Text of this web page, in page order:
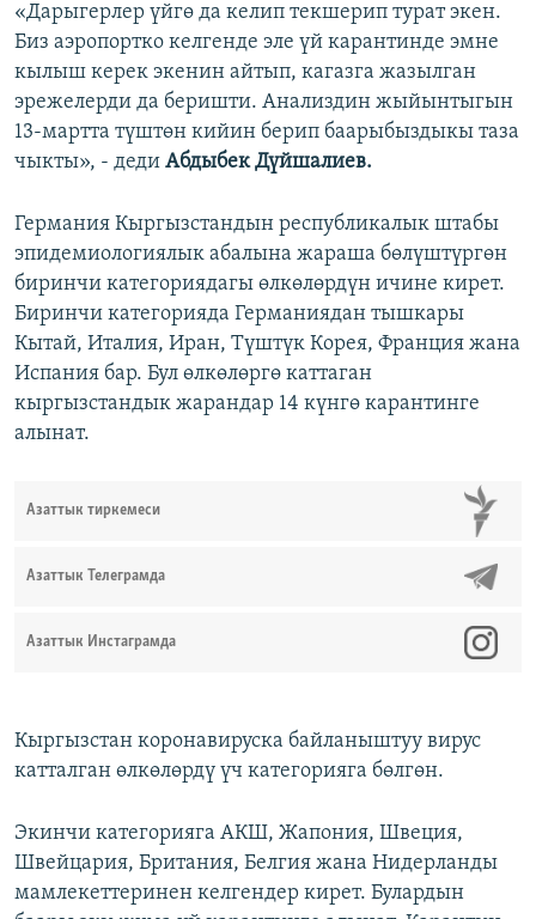
«Дарыгерлер үйгө да келип текшерип турат экен.
Биз аэропортко келгенде эле үй карантинде эмне
кылыш керек экенин айтып, кагазга жазылган
эрежелерди да беришти. Анализдин жыйынтыгын
13-мартта түштөн кийин берип баарыбыздыкы таза
чыкты», - деди Абдыбек Дүйшалиев.
Германия Кыргызстандын республикалык штабы
эпидемиологиялык абалына жараша бөлүштүргөн
биринчи категориядагы өлкөлөрдүн ичине кирет.
Биринчи категорияда Германиядан тышкары
Кытай, Италия, Иран, Түштүк Корея, Франция жана
Испания бар. Бул өлкөлөргө каттаган
кыргызстандык жарандар 14 күнгө карантинге
алынат.
Азаттык тиркемеси
Азаттык Телеграмда
Азаттык Инстаграмда
Кыргызстан коронавируска байланыштуу вирус
катталган өлкөлөрдү үч категорияга бөлгөн.
Экинчи категорияга АКШ, Жапония, Швеция,
Швейцария, Британия, Белгия жана Нидерланды
мамлекеттеринен келгендер кирет. Булардын